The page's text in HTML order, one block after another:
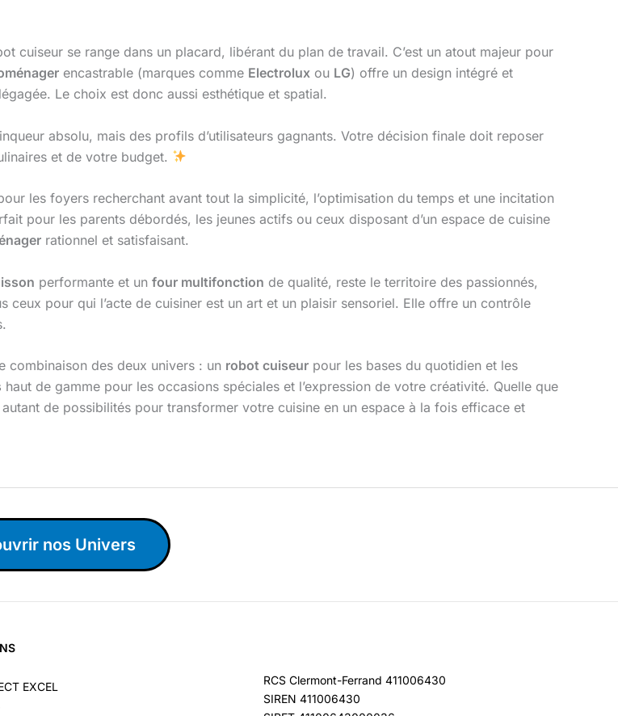
cuiseur se range dans un placard, libérant du plan de travail. C’est un atout majeur pour
encastrable (marques comme Electrolux ou LG) offre un design intégré et
Le choix est donc aussi esthétique et spatial.
absolu, mais des profils d’utilisateurs gagnants. Votre décision finale doit reposer
et de votre budget.
les foyers recherchant avant tout la simplicité, l’optimisation du temps et une incitation
pour les parents débordés, les jeunes actifs ou ceux disposant d’un espace de cuisine
rationnel et satisfaisant.
performante et un four multifonction de qualité, reste le territoire des passionnés,
pour qui l’acte de cuisiner est un art et un plaisir sensoriel. Elle offre un contrôle
combinaison des deux univers : un robot cuiseur pour les bases du quotidien et les
haut de gamme pour les occasions spéciales et l’expression de votre créativité. Quelle que
autant de possibilités pour transformer votre cuisine en un espace à la fois efficace et
nos Univers
EXCEL
RCS Clermont-Ferrand 411006430
SIREN 411006430